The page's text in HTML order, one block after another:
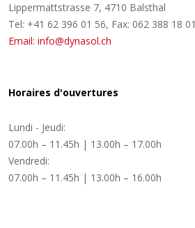
Lippermattstrasse 7, 4710 Balsthal
Tel: +41 62 396 01 56, Fax: 062 388 18 01
Email: info@dynasol.ch
Horaires d'ouvertures
Lundi - Jeudi:
07.00h – 11.45h | 13.00h – 17.00h
Vendredi:
07.00h – 11.45h | 13.00h – 16.00h